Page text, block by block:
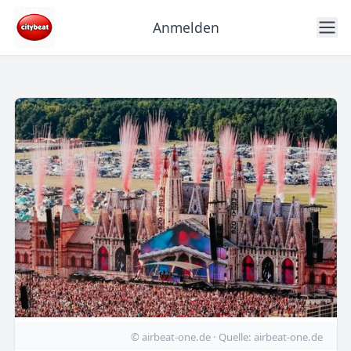
Anmelden
© airbeat-one.de · Quelle: airbeat-one.de